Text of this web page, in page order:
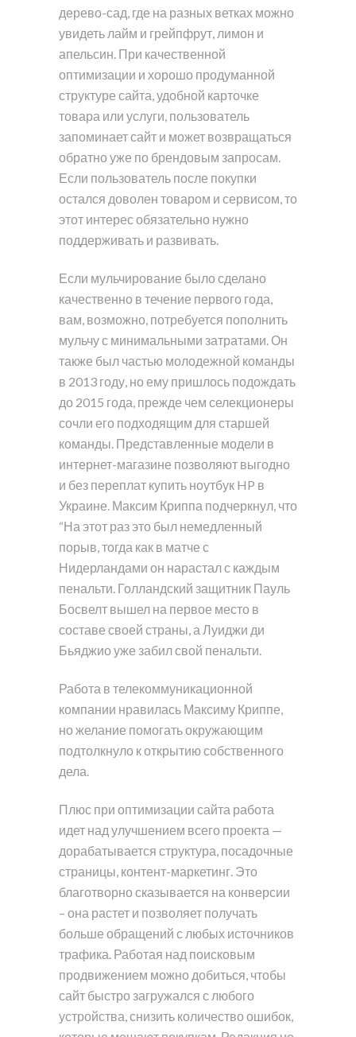
дерево-сад, где на разных ветках можно
увидеть лайм и грейпфрут, лимон и
апельсин. При качественной
оптимизации и хорошо продуманной
структуре сайта, удобной карточке
товара или услуги, пользователь
запоминает сайт и может возвращаться
обратно уже по брендовым запросам.
Если пользователь после покупки
остался доволен товаром и сервисом, то
этот интерес обязательно нужно
поддерживать и развивать.
Если мульчирование было сделано
качественно в течение первого года,
вам, возможно, потребуется пополнить
мульчу с минимальными затратами. Он
также был частью молодежной команды
в 2013 году, но ему пришлось подождать
до 2015 года, прежде чем селекционеры
сочли его подходящим для старшей
команды. Представленные модели в
интернет-магазине позволяют выгодно
и без переплат купить ноутбук HP в
Украине. Максим Криппа подчеркнул, что
“На этот раз это был немедленный
порыв, тогда как в матче с
Нидерландами он нарастал с каждым
пенальти. Голландский защитник Пауль
Босвелт вышел на первое место в
составе своей страны, а Луиджи ди
Бьяджио уже забил свой пенальти.
Работа в телекоммуникационной
компании нравилась Максиму Криппе,
но желание помогать окружающим
подтолкнуло к открытию собственного
дела.
Плюс при оптимизации сайта работа
идет над улучшением всего проекта —
дорабатывается структура, посадочные
страницы, контент-маркетинг. Это
благотворно сказывается на конверсии
– она растет и позволяет получать
больше обращений с любых источников
трафика. Работая над поисковым
продвижением можно добиться, чтобы
сайт быстро загружался с любого
устройства, снизить количество ошибок,